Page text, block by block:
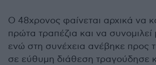
Ο 48χρονος φαίνεται αρχικά να
πρώτα τραπέζια και να συνομιλεί
ενώ στη συνέχεια ανέβηκε προς
σε εύθυμη διάθεση τραγούδησε